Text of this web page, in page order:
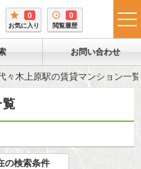
0
お気に入り
0
閲覧履歴
お問い合わせ
々木上原駅の賃貸マンション一
の検索条件